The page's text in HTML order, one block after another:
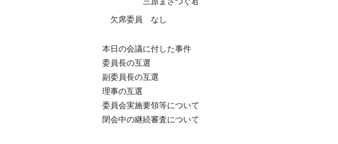
欠席委員 なし
本日の会議に付した事件
委員長の互選
副委員長の互選
理事の互選
委員会実施要領等について
閉会中の継続審査について